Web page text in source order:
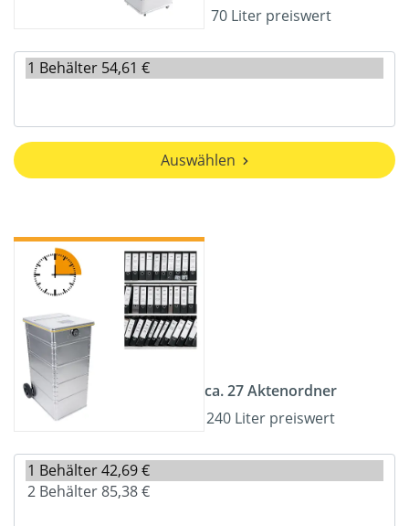
70 Liter preiswert
Auswählen
ca. 27 Aktenordner
240 Liter preiswert